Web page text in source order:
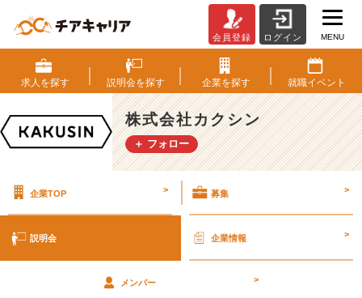
式
会
社
カ
ク
シ
明
細
|
会員登録 ログイン MENU
求人を探す 説明会を探す 企業を探す 就職イベント
株式会社カクシン
＋ フォロー
企業TOP > 募集 >
説明会 企業情報 >
メンバー >